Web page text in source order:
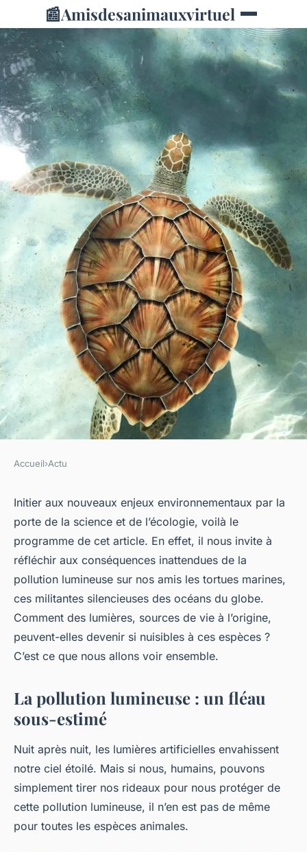
📰Amisdesanimauxvirtuel
L'impact de la lumière
artificielle sur les cycles de
reproduction des tortues
marines
Salomé•1 avril 2024•5 min de lecture
Accueil›Actu
Initier aux nouveaux enjeux environnementaux par la
porte de la science et de l’écologie, voilà le
programme de cet article. En effet, il nous invite à
réfléchir aux conséquences inattendues de la
pollution lumineuse sur nos amis les tortues marines,
ces militantes silencieuses des océans du globe.
Comment des lumières, sources de vie à l’origine,
peuvent-elles devenir si nuisibles à ces espèces ?
C’est ce que nous allons voir ensemble.
La pollution lumineuse : un fléau
sous-estimé
Nuit après nuit, les lumières artificielles envahissent
notre ciel étoilé. Mais si nous, humains, pouvons
simplement tirer nos rideaux pour nous protéger de
cette pollution lumineuse, il n’en est pas de même
pour toutes les espèces animales.